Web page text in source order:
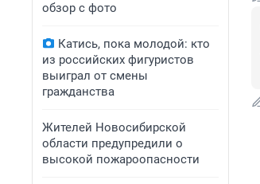
обзор с фото
Катись, пока молодой: кто
из российских фигуристов
выиграл от смены
гражданства
Жителей Новосибирской
области предупредили о
высокой пожароопасности